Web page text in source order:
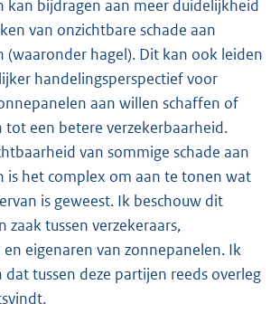
kan bijdragen aan meer duidelijkheid
van onzichtbare schade aan
(waaronder hagel). Dit kan ook leiden
handelingsperspectief voor
aan willen schaffen of
tot een betere verzekerbaarheid.
van sommige schade aan
is het complex om aan te tonen wat
is geweest. Ik beschouw dit
zaak tussen verzekeraars,
eigenaren van zonnepanelen. Ik
dat tussen deze partijen reeds overleg